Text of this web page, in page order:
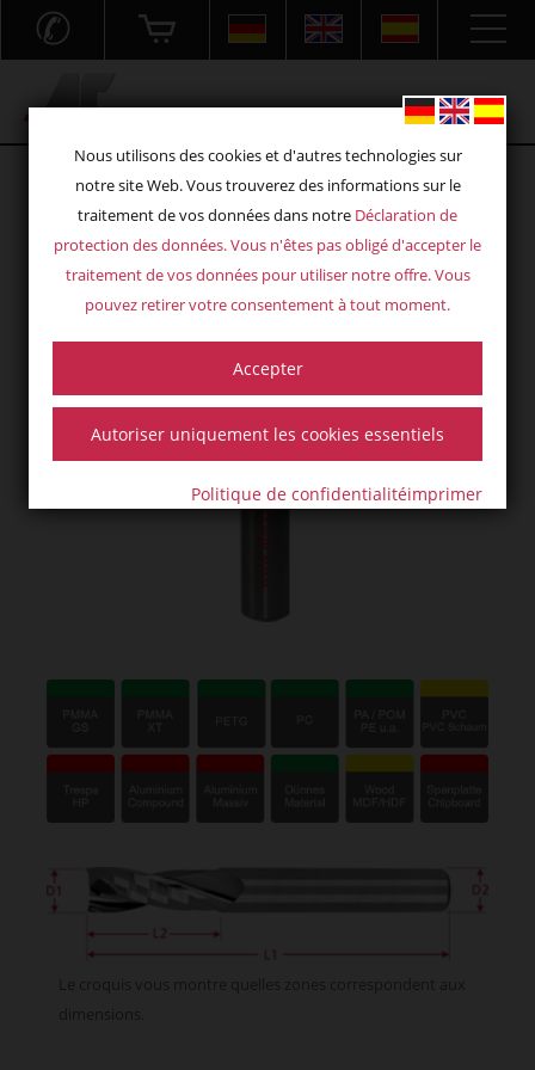
✆
Nous utilisons des cookies et d'autres technologies sur
notre site Web. Vous trouverez des informations sur le
traitement de vos données dans notre Déclaration de
protection des données. Vous n'êtes pas obligé d'accepter le
traitement de vos données pour utiliser notre offre. Vous
pouvez retirer votre consentement à tout moment.
Accepter
Autoriser uniquement les cookies essentiels
Politique de confidentialitéimprimer